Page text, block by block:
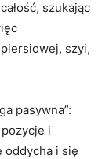
szukając
szyi,
pasywna”:
i
oddycha i się